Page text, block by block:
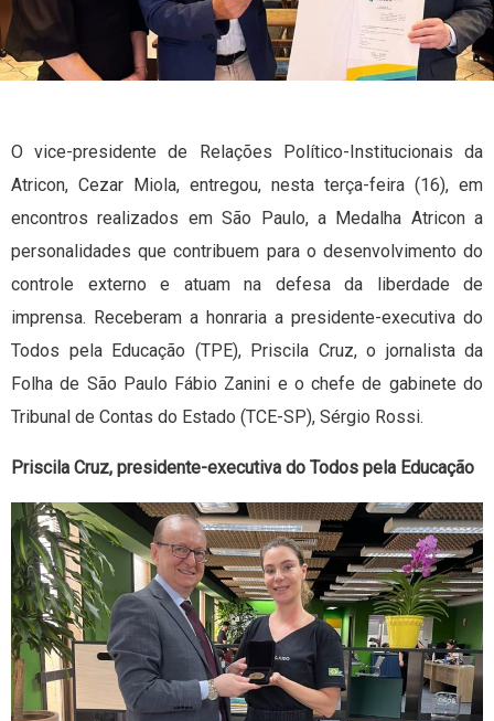
O vice-presidente de Relações Político-Institucionais da
Atricon, Cezar Miola, entregou, nesta terça-feira (16), em
encontros realizados em São Paulo, a Medalha Atricon a
personalidades que contribuem para o desenvolvimento do
controle externo e atuam na defesa da liberdade de
imprensa. Receberam a honraria a presidente-executiva do
Todos pela Educação (TPE), Priscila Cruz, o jornalista da
Folha de São Paulo Fábio Zanini e o chefe de gabinete do
Tribunal de Contas do Estado (TCE-SP), Sérgio Rossi.
Priscila Cruz, presidente-executiva do Todos pela Educação